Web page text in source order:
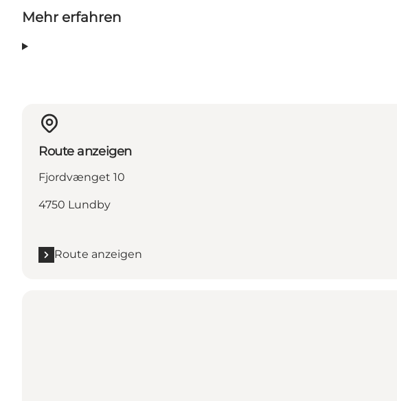
Mehr erfahren
Route anzeigen
Fjordvænget 10
4750 Lundby
Route anzeigen